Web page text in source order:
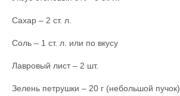
Сахар – 2 ст. л.
Соль – 1 ст. л. или по вкусу
Лавровый лист – 2 шт.
Зелень петрушки – 20 г (небольшой пучок)